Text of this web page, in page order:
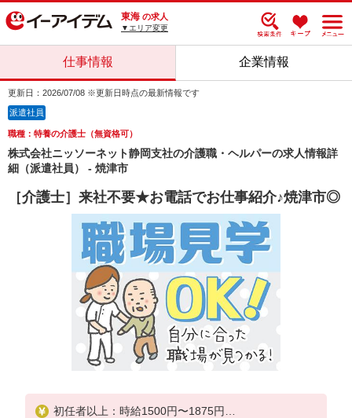
東海 の求人
▼エリア変更
仕事情報 企業情報
更新日：2026/07/08 ※更新日時点の最新情報です
派遣社員
職種：特養の介護士（無資格可）
株式会社ニッソーネット静岡支社の介護職・ヘルパーの求人情報詳
細（派遣社員） - 焼津市
［介護士］来社不要★お電話でお仕事紹介♪焼津市◎
初任者以上：時給1500円〜1875円